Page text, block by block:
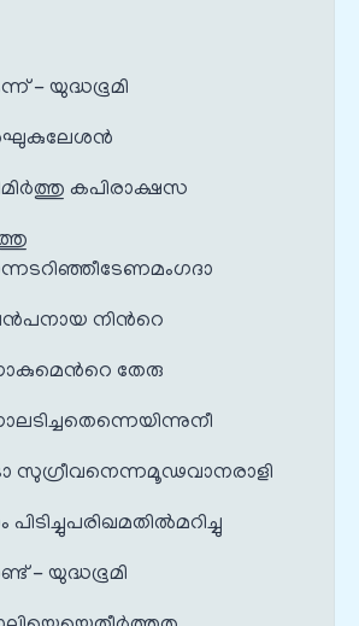
- യുദ്ധഭൂമി
കപിരാക്ഷസ
നിന്‍റെ
തേരു
സുഗ്രീവനെന്നമൂഢവാനരാളി
- യുദ്ധഭൂമി